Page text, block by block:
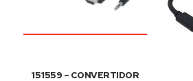
151559 – CONVERTIDOR